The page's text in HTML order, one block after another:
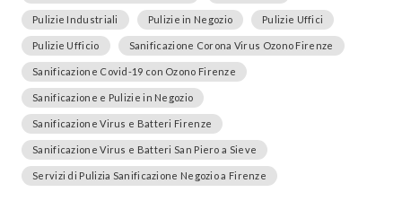
Pulizie Industriali Pulizie in Negozio Pulizie Uffici
Pulizie Ufficio Sanificazione Corona Virus Ozono Firenze
Sanificazione Covid-19 con Ozono Firenze
Sanificazione e Pulizie in Negozio
Sanificazione Virus e Batteri Firenze
Sanificazione Virus e Batteri San Piero a Sieve
Servizi di Pulizia Sanificazione Negozio a Firenze